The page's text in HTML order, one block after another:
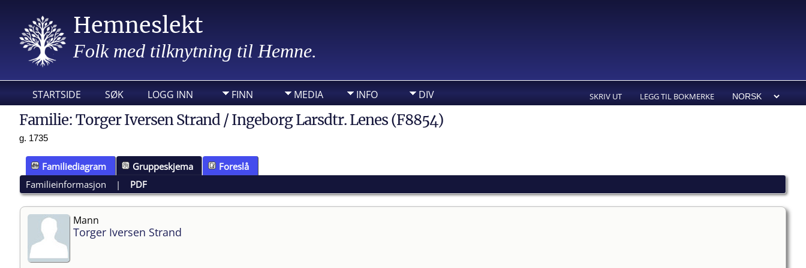
Hemneslekt
Folk med tilknytning til Hemne.
STARTSIDE SØK LOGG INN FINN MEDIA INFO DIV SKRIV UT LEGG TIL BOKMERKE
Familie: Torger Iversen Strand / Ingeborg Larsdtr. Lenes (F8854)
g. 1735
Familiediagram Gruppeskjema
Foreslå
Familieinformasjon | PDF
Mann
Torger Iversen Strand